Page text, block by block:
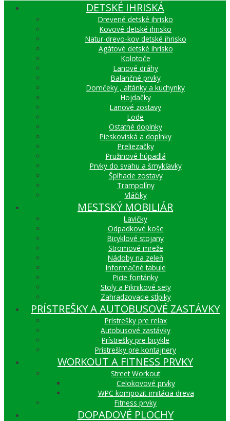
DETSKÉ IHRISKÁ
Drevené detské ihrisko
Kovové detské ihrisko
Natur-drevo-kov detské ihrisko
Agátové detské ihrisko
Kolotoče
Lanové dráhy
Balančné prvky
Domčeky , altánky a kuchynky
Hojdačky
Lanové zostavy
Lode
Ostatné doplnky
Pieskoviská a doplnky
Preliezačky
Pružinové húpadlá
Prvky do svahu a šmykľavky
Šplhacie zostavy
Trampolíny
Vláčiky
MESTSKÝ MOBILIÁR
Lavičky
Odpadkové koše
Bicyklové stojany
Stromové mreže
Nádoby na zeleň
Informačné tabule
Picie fontánky
Stoly a Piknikové sety
Zahradzovacie stĺpiky
PRÍSTREŠKY A AUTOBUSOVÉ ZASTÁVKY
Prístrešky pre relax
Autobusové zastávky
Prístrešky pre bicykle
Prístrešky pre kontajnery
WORKOUT A FITNESS PRVKY
Street Workout
Celokovové prvky
WPC kompozit-imitácia dreva
Fitness prvky
DOPADOVÉ PLOCHY